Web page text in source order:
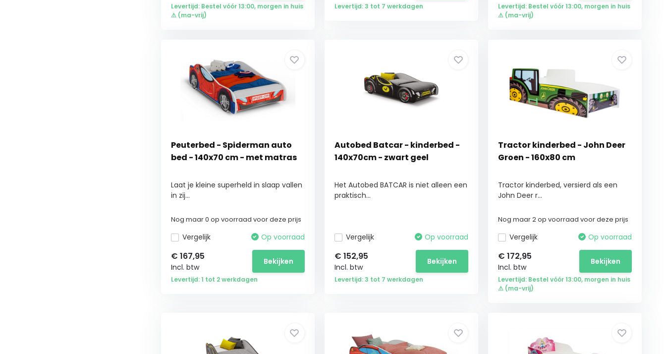
Levertijd: Bestel vóór 13:00, morgen in huis
⚠ (ma-vrij)
Levertijd: 3 tot 7 werkdagen
Levertijd: Bestel vóór 13:00, morgen in huis
⚠ (ma-vrij)
Peuterbed - Spiderman auto
bed - 140x70 cm - met matras
Laat je kleine superheld in slaap vallen
in zij...
Nog maar 0 op voorraad voor deze prijs
Vergelijk Op voorraad
€ 167,95
Incl. btw
Bekijken
Levertijd: 1 tot 2 werkdagen
Autobed Batcar - kinderbed -
140x70cm - zwart geel
Het Autobed BATCAR is niet alleen een
praktisch...
Vergelijk Op voorraad
€ 152,95
Incl. btw
Bekijken
Levertijd: 3 tot 7 werkdagen
Tractor kinderbed - John Deer
Groen - 160x80 cm
Tractor kinderbed, versierd als een
John Deer r...
Nog maar 2 op voorraad voor deze prijs
Vergelijk Op voorraad
€ 172,95
Incl. btw
Bekijken
Levertijd: Bestel vóór 13:00, morgen in huis
⚠ (ma-vrij)